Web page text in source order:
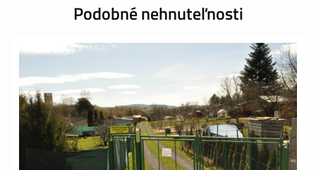
Podobné nehnuteľnosti